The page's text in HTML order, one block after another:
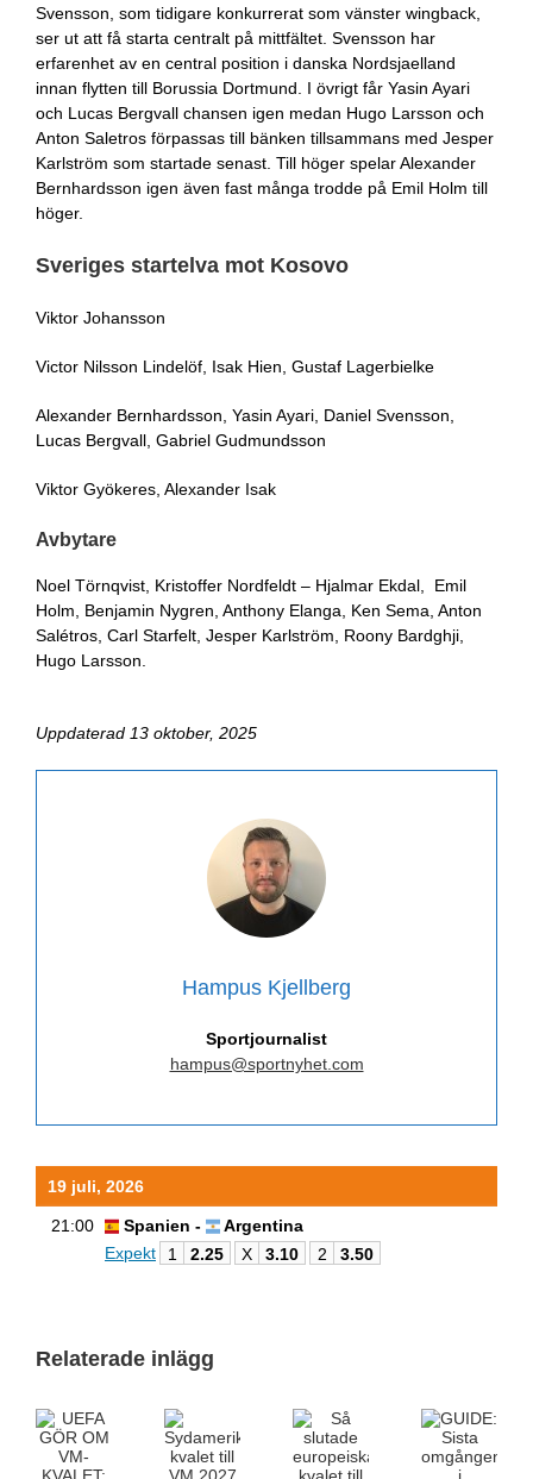
Svensson, som tidigare konkurrerat som vänster wingback,
ser ut att få starta centralt på mittfältet. Svensson har
erfarenhet av en central position i danska Nordsjaelland
innan flytten till Borussia Dortmund. I övrigt får Yasin Ayari
och Lucas Bergvall chansen igen medan Hugo Larsson och
Anton Saletros förpassas till bänken tillsammans med Jesper
Karlström som startade senast. Till höger spelar Alexander
Bernhardsson igen även fast många trodde på Emil Holm till
höger.
Sveriges startelva mot Kosovo
Viktor Johansson
Victor Nilsson Lindelöf, Isak Hien, Gustaf Lagerbielke
Alexander Bernhardsson, Yasin Ayari, Daniel Svensson,
Lucas Bergvall, Gabriel Gudmundsson
Viktor Gyökeres, Alexander Isak
Avbytare
Noel Törnqvist, Kristoffer Nordfeldt – Hjalmar Ekdal, Emil
Holm, Benjamin Nygren, Anthony Elanga, Ken Sema, Anton
Salétros, Carl Starfelt, Jesper Karlström, Roony Bardghji,
Hugo Larsson.
Uppdaterad 13 oktober, 2025
Hampus Kjellberg
Sportjournalist
hampus@sportnyhet.com
19 juli, 2026
21:00 Spanien -
Argentina
Expekt
1 2.25 X 3.10 2 3.50
Relaterade inlägg